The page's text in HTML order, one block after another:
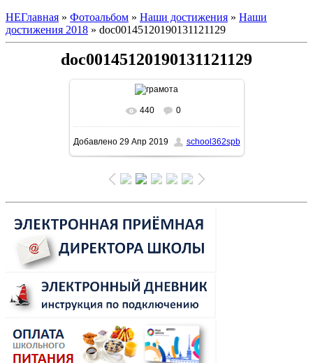
НЕГлавная » Фотоальбом » Наши достижения » Наши
достижения 2018 » doc00145120190131121129
doc00145120190131121129
В реальном размере
333.4Kb
440 0
Добавлено29 Апр 2019 school362spb